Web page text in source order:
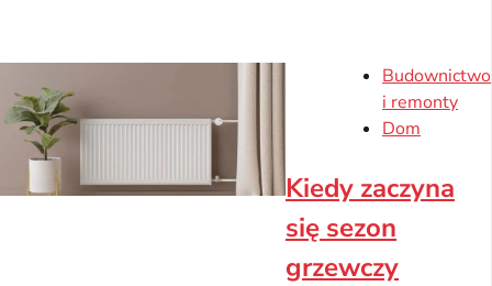
Budownictwo
i remonty
Dom
Kiedy zaczyna
się sezon
grzewczy